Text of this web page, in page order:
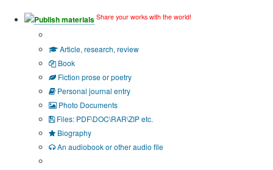
Publish materials Share your works with the world!
Article, research, review
Book
Fiction prose or poetry
Personal journal entry
Photo Documents
Files: PDF\DOC\RAR\ZIP etc.
Biography
An audiobook or other audio file